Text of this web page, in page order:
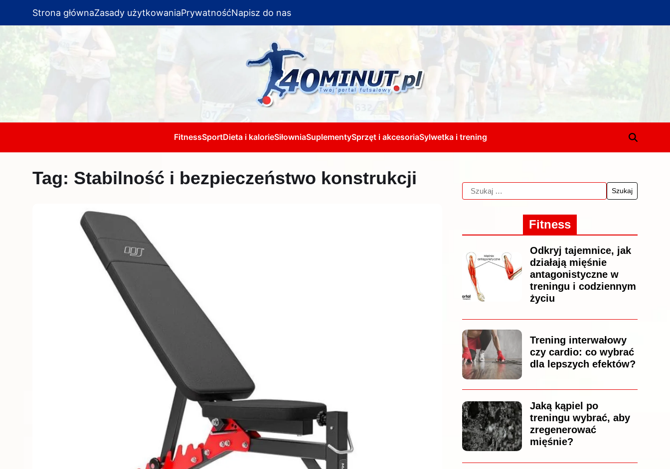
Strona głównaZasady użytkowaniaPrywatnośćNapisz do nas
FitnessSportDieta i kalorieSiłowniaSuplementySprzęt i akcesoriaSylwetka i trening
Tag: Stabilność i bezpieczeństwo konstrukcji
Fitness
Odkryj tajemnice, jak
działają mięśnie
antagonistyczne w
treningu i codziennym
życiu
Trening interwałowy
czy cardio: co wybrać
dla lepszych efektów?
Jaką kąpiel po
treningu wybrać, aby
zregenerować
mięśnie?